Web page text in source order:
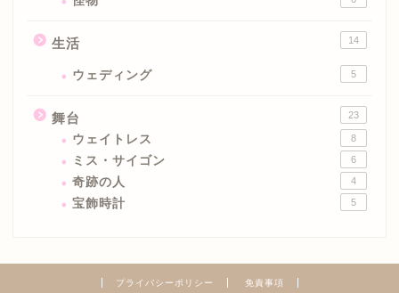
生活 14
ウェディング 5
舞台 23
ウェイトレス 8
ミス・サイゴン 6
奇跡の人 4
宝飾時計 5
プライバシーポリシー 免責事項